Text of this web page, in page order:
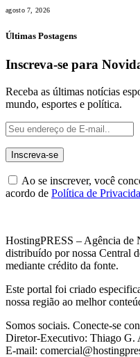
agosto 7, 2026
Últimas Postagens
Inscreva-se para
Receba as últimas notícias
mundo, esportes e política.
Ao se inscrever, você
acordo de Política de
HostingPRESS – Agência de
distribuído por nossa Central
mediante crédito da fonte.
Este portal foi criado
nossa região ao melhor
Somos sociais. Conecte-se
Diretor-Executivo: Thiago G.
E-mail: